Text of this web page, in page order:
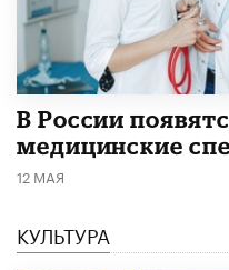
В России
медицинские
12 МАЯ
КУЛЬТУРА